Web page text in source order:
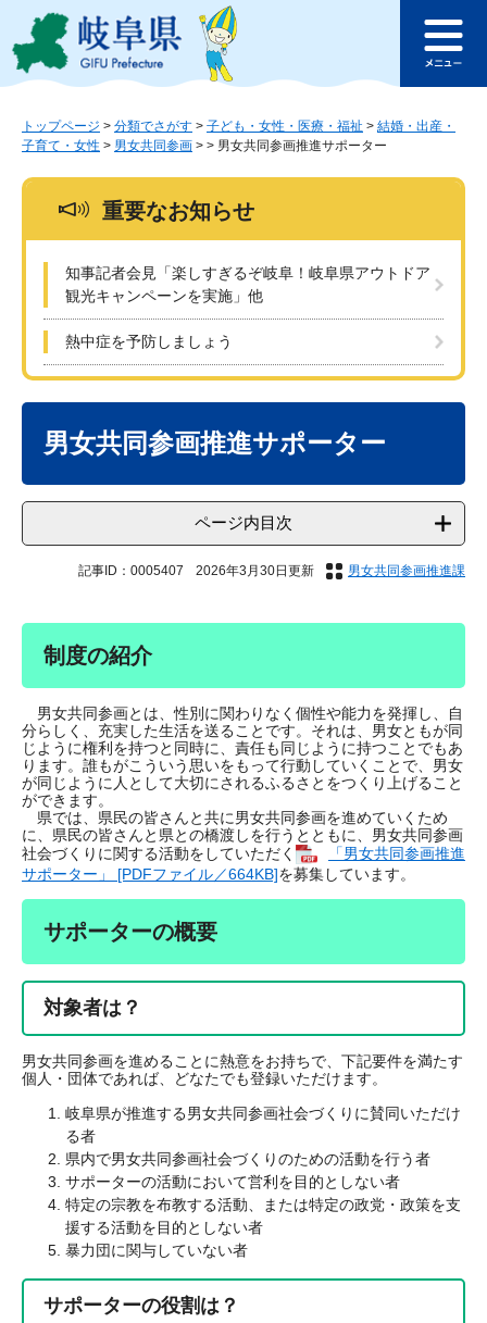
ジ
ュ
このページの本文へ
ュ
トップページ > 分類でさがす > 子ども・女性・医療・福祉 > 結婚・出産・
子育て・女性 > 男女共同参画 > > 男女共同参画推進サポーター
重要なお知らせ
知事記者会見「楽しすぎるぞ岐阜！岐阜県アウトドア
観光キャンペーンを実施」他
熱中症を予防しましょう
男女共同参画推進サポーター
ページ内目次
記事ID：0005407 2026年3月30日更新 男女共同参画推進課
制度の紹介
男女共同参画とは、性別に関わりなく個性や能力を発揮し、自
分らしく、充実した生活を送ることです。それは、男女ともが同
じように権利を持つと同時に、責任も同じように持つことでもあ
ります。誰もがこういう思いをもって行動していくことで、男女
が同じように人として大切にされるふるさとをつくり上げること
ができます。
県では、県民の皆さんと共に男女共同参画を進めていくため
に、県民の皆さんと県との橋渡しを行うとともに、男女共同参画
社会づくりに関する活動をしていただく
「男女共同参画推進
サポーター」 [PDFファイル／664KB]を募集しています。
サポーターの概要
対象者は？
男女共同参画を進めることに熱意をお持ちで、下記要件を満たす
個人・団体であれば、どなたでも登録いただけます。
岐阜県が推進する男女共同参画社会づくりに賛同いただけ
る者
県内で男女共同参画社会づくりのための活動を行う者
サポーターの活動において営利を目的としない者
特定の宗教を布教する活動、または特定の政党・政策を支
援する活動を目的としない者
暴力団に関与していない者
サポーターの役割は？